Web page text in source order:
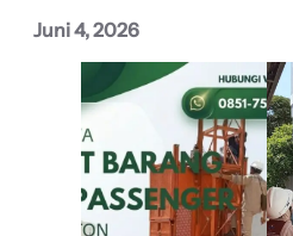
Juni 4, 2026